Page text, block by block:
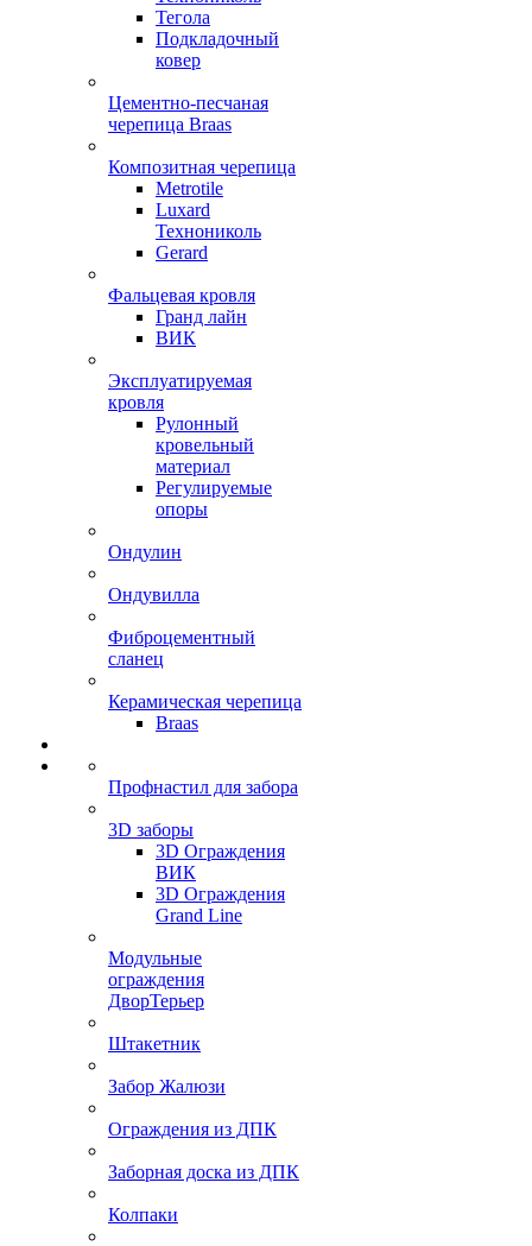
Тегола
Подкладочный
ковер
Цементно-песчаная
черепица Braas
Композитная черепица
Metrotile
Luxard
Технониколь
Gerard
Фальцевая кровля
Гранд лайн
ВИК
Эксплуатируемая
кровля
Рулонный
кровельный
материал
Регулируемые
опоры
Ондулин
Ондувилла
Фиброцементный
сланец
Керамическая черепица
Braas
Профнастил для забора
3D заборы
3D Ограждения
ВИК
3D Ограждения
Grand Line
Модульные
ограждения
ДворТерьер
Штакетник
Забор Жалюзи
Ограждения из ДПК
Заборная доска из ДПК
Колпаки